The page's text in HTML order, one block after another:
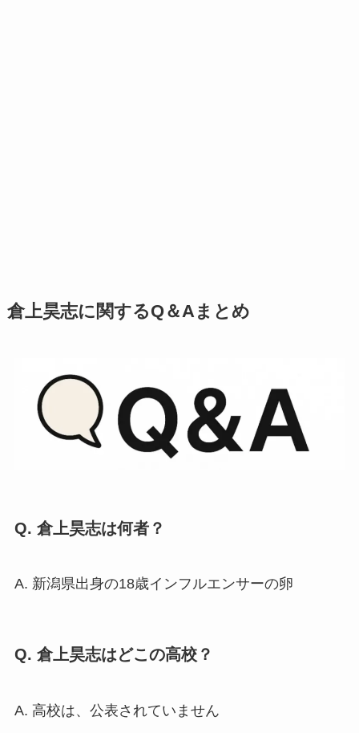
倉上昊志に関するQ＆Aまとめ
Q. 倉上昊志は何者？
A. 新潟県出身の18歳インフルエンサーの卵
Q. 倉上昊志はどこの高校？
A. 高校は、公表されていません